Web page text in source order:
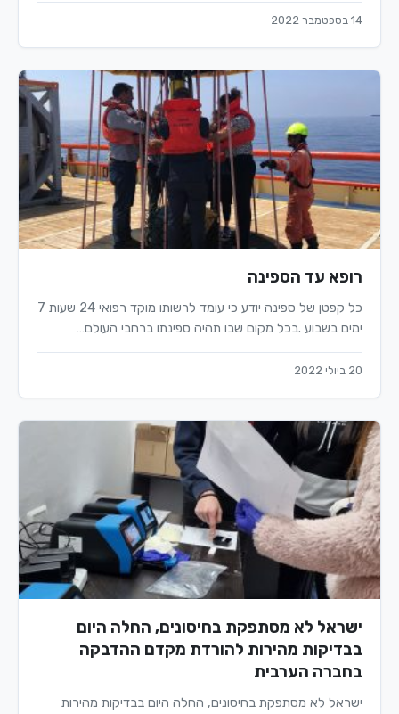
14 בספטמבר 2022
רופא עד הספינה
כל קפטן של ספינה יודע כי עומד לרשותו מוקד רפואי 24 שעות 7
ימים בשבוע .בכל מקום שבו תהיה ספינתו ברחבי העולם…
20 ביולי 2022
ישראל לא מסתפקת בחיסונים, החלה היום
בבדיקות מהירות להורדת מקדם ההדבקה
בחברה הערבית
ישראל לא מסתפקת בחיסונים, החלה היום בבדיקות מהירות